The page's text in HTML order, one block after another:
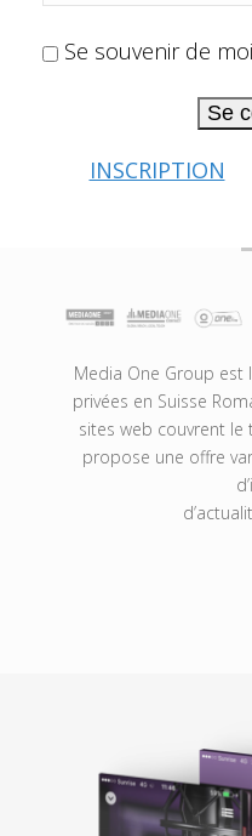
Se souvenir de moi
Se
INSCRIPTION
Media One Group
privées en Suisse
sites web couvrent
propose une offre